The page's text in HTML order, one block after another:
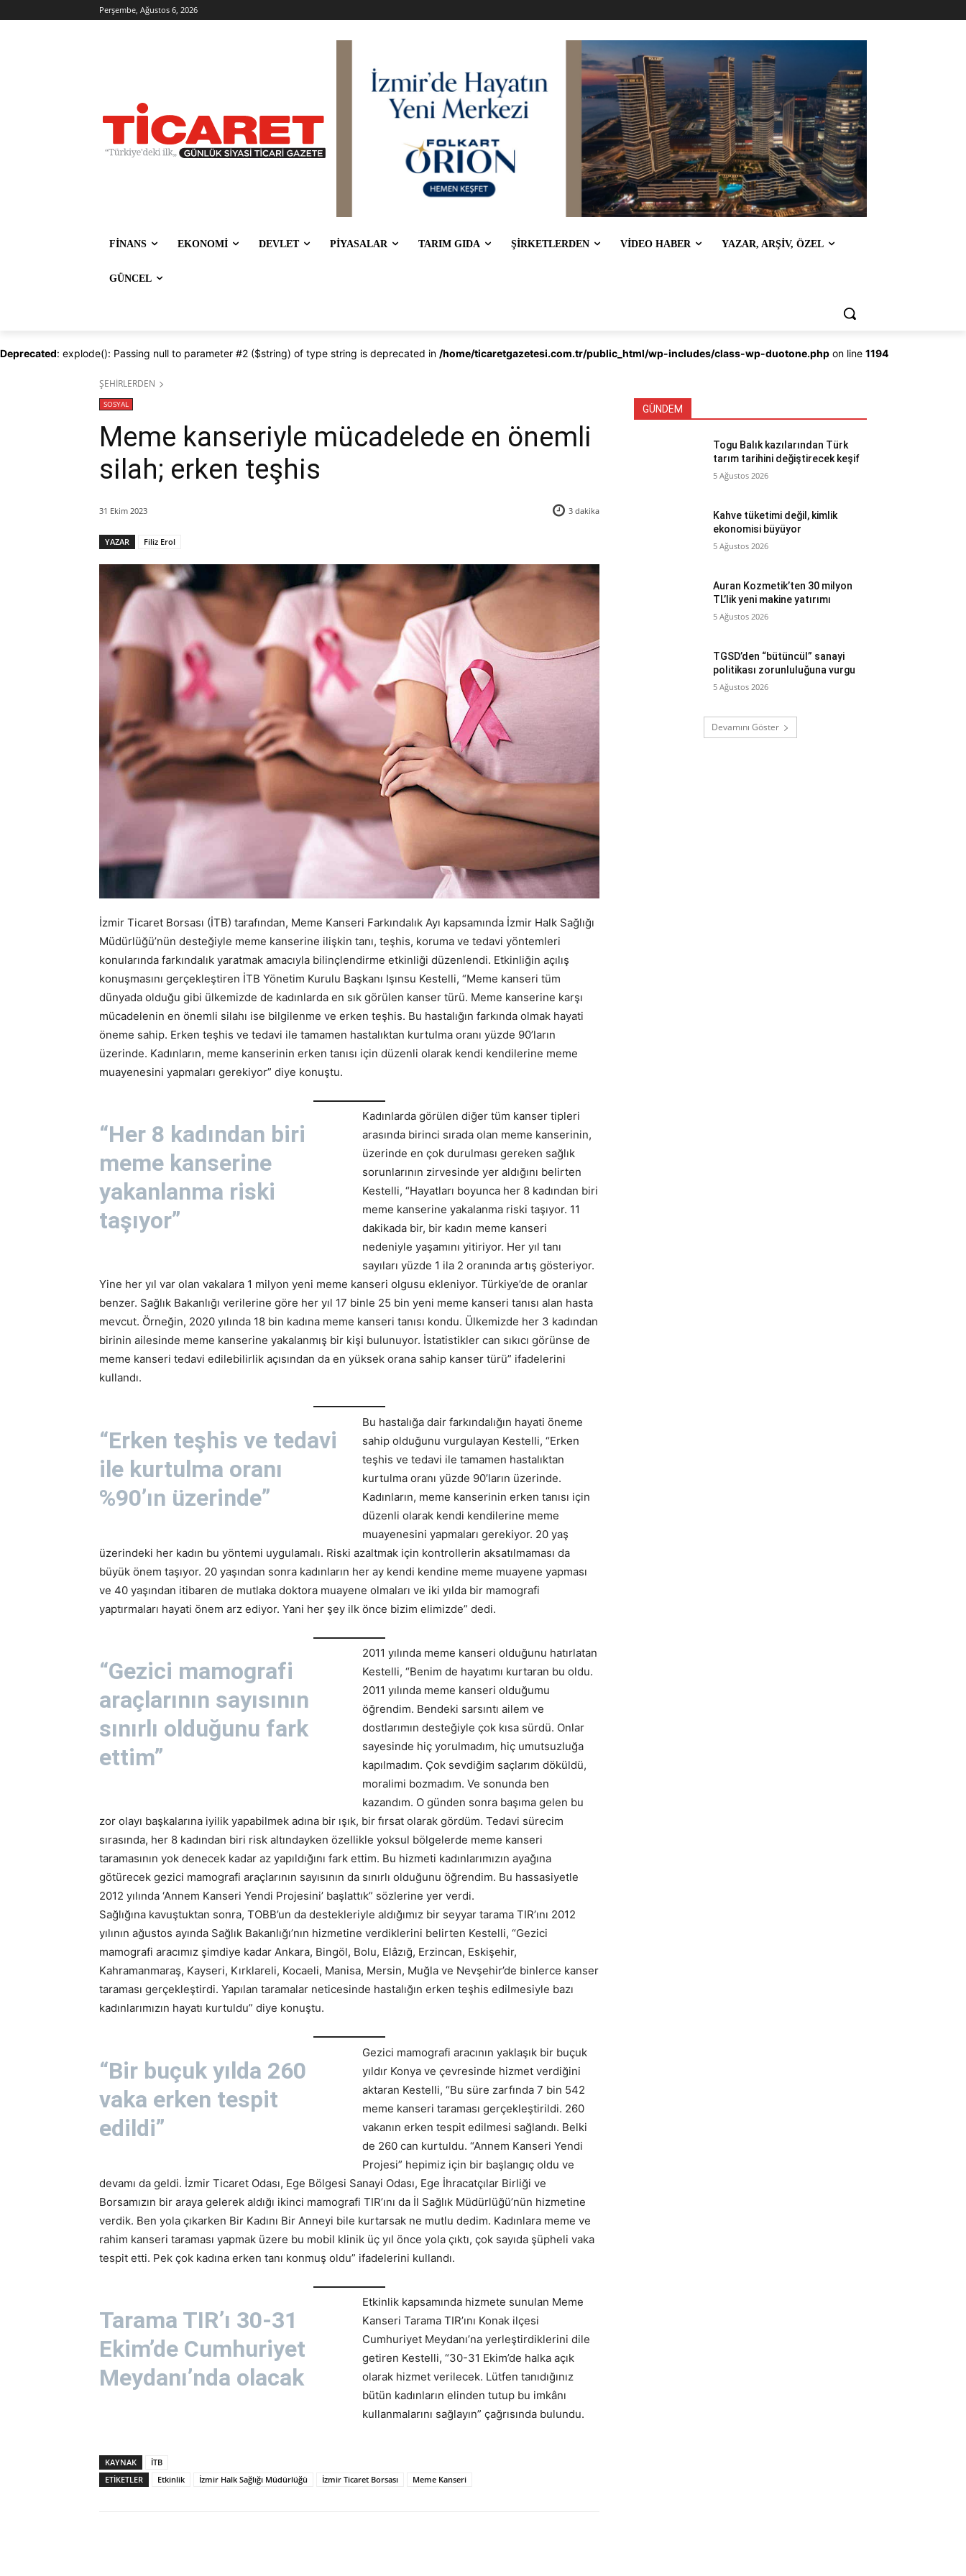
Perşembe, Ağustos 6, 2026
FİNANS EKONOMİ DEVLET PİYASALAR TARIM GIDA ŞİRKETLERDEN VİDEO HABER YAZAR, ARŞİV, ÖZEL
GÜNCEL
Deprecated: explode(): Passing null to parameter #2 ($string) of type string is deprecated in /home/ticaretgazetesi.com.tr/public_html/wp-includes/class-wp-duotone.php on line 1194
ŞEHİRLERDEN
SOSYAL
Meme kanseriyle mücadelede en önemli
silah; erken teşhis
31 Ekim 2023 3 dakika
YAZAR Filiz Erol
İzmir Ticaret Borsası (İTB) tarafından, Meme Kanseri Farkındalık Ayı kapsamında İzmir Halk Sağlığı
Müdürlüğü’nün desteğiyle meme kanserine ilişkin tanı, teşhis, koruma ve tedavi yöntemleri
konularında farkındalık yaratmak amacıyla bilinçlendirme etkinliği düzenlendi. Etkinliğin açılış
konuşmasını gerçekleştiren İTB Yönetim Kurulu Başkanı Işınsu Kestelli, “Meme kanseri tüm
dünyada olduğu gibi ülkemizde de kadınlarda en sık görülen kanser türü. Meme kanserine karşı
mücadelenin en önemli silahı ise bilgilenme ve erken teşhis. Bu hastalığın farkında olmak hayati
öneme sahip. Erken teşhis ve tedavi ile tamamen hastalıktan kurtulma oranı yüzde 90’ların
üzerinde. Kadınların, meme kanserinin erken tanısı için düzenli olarak kendi kendilerine meme
muayenesini yapmaları gerekiyor” diye konuştu.
“Her 8 kadından biri
meme kanserine
yakanlanma riski
taşıyor”
Kadınlarda görülen diğer tüm kanser tipleri
arasında birinci sırada olan meme kanserinin,
üzerinde en çok durulması gereken sağlık
sorunlarının zirvesinde yer aldığını belirten
Kestelli, “Hayatları boyunca her 8 kadından biri
meme kanserine yakalanma riski taşıyor. 11
dakikada bir, bir kadın meme kanseri
nedeniyle yaşamını yitiriyor. Her yıl tanı
sayıları yüzde 1 ila 2 oranında artış gösteriyor.
Yine her yıl var olan vakalara 1 milyon yeni meme kanseri olgusu ekleniyor. Türkiye’de de oranlar
benzer. Sağlık Bakanlığı verilerine göre her yıl 17 binle 25 bin yeni meme kanseri tanısı alan hasta
mevcut. Örneğin, 2020 yılında 18 bin kadına meme kanseri tanısı kondu. Ülkemizde her 3 kadından
birinin ailesinde meme kanserine yakalanmış bir kişi bulunuyor. İstatistikler can sıkıcı görünse de
meme kanseri tedavi edilebilirlik açısından da en yüksek orana sahip kanser türü” ifadelerini
kullandı.
“Erken teşhis ve tedavi
ile kurtulma oranı
%90’ın üzerinde”
Bu hastalığa dair farkındalığın hayati öneme
sahip olduğunu vurgulayan Kestelli, “Erken
teşhis ve tedavi ile tamamen hastalıktan
kurtulma oranı yüzde 90’ların üzerinde.
Kadınların, meme kanserinin erken tanısı için
düzenli olarak kendi kendilerine meme
muayenesini yapmaları gerekiyor. 20 yaş
üzerindeki her kadın bu yöntemi uygulamalı. Riski azaltmak için kontrollerin aksatılmaması da
büyük önem taşıyor. 20 yaşından sonra kadınların her ay kendi kendine meme muayene yapması
ve 40 yaşından itibaren de mutlaka doktora muayene olmaları ve iki yılda bir mamografi
yaptırmaları hayati önem arz ediyor. Yani her şey ilk önce bizim elimizde” dedi.
“Gezici mamografi
araçlarının sayısının
sınırlı olduğunu fark
ettim”
2011 yılında meme kanseri olduğunu hatırlatan
Kestelli, “Benim de hayatımı kurtaran bu oldu.
2011 yılında meme kanseri olduğumu
öğrendim. Bendeki sarsıntı ailem ve
dostlarımın desteğiyle çok kısa sürdü. Onlar
sayesinde hiç yorulmadım, hiç umutsuzluğa
kapılmadım. Çok sevdiğim saçlarım döküldü,
moralimi bozmadım. Ve sonunda ben
kazandım. O günden sonra başıma gelen bu
zor olayı başkalarına iyilik yapabilmek adına bir ışık, bir fırsat olarak gördüm. Tedavi sürecim
sırasında, her 8 kadından biri risk altındayken özellikle yoksul bölgelerde meme kanseri
taramasının yok denecek kadar az yapıldığını fark ettim. Bu hizmeti kadınlarımızın ayağına
götürecek gezici mamografi araçlarının sayısının da sınırlı olduğunu öğrendim. Bu hassasiyetle
2012 yılında ‘Annem Kanseri Yendi Projesini’ başlattık” sözlerine yer verdi.
Sağlığına kavuştuktan sonra, TOBB’un da destekleriyle aldığımız bir seyyar tarama TIR’ını 2012
yılının ağustos ayında Sağlık Bakanlığı’nın hizmetine verdiklerini belirten Kestelli, “Gezici
mamografi aracımız şimdiye kadar Ankara, Bingöl, Bolu, Elâzığ, Erzincan, Eskişehir,
Kahramanmaraş, Kayseri, Kırklareli, Kocaeli, Manisa, Mersin, Muğla ve Nevşehir’de binlerce kanser
taraması gerçekleştirdi. Yapılan taramalar neticesinde hastalığın erken teşhis edilmesiyle bazı
kadınlarımızın hayatı kurtuldu” diye konuştu.
“Bir buçuk yılda 260
vaka erken tespit
edildi”
Gezici mamografi aracının yaklaşık bir buçuk
yıldır Konya ve çevresinde hizmet verdiğini
aktaran Kestelli, “Bu süre zarfında 7 bin 542
meme kanseri taraması gerçekleştirildi. 260
vakanın erken tespit edilmesi sağlandı. Belki
de 260 can kurtuldu. “Annem Kanseri Yendi
Projesi” hepimiz için bir başlangıç oldu ve
devamı da geldi. İzmir Ticaret Odası, Ege Bölgesi Sanayi Odası, Ege İhracatçılar Birliği ve
Borsamızın bir araya gelerek aldığı ikinci mamografi TIR’ını da İl Sağlık Müdürlüğü’nün hizmetine
verdik. Ben yola çıkarken Bir Kadını Bir Anneyi bile kurtarsak ne mutlu dedim. Kadınlara meme ve
rahim kanseri taraması yapmak üzere bu mobil klinik üç yıl önce yola çıktı, çok sayıda şüpheli vaka
tespit etti. Pek çok kadına erken tanı konmuş oldu” ifadelerini kullandı.
Tarama TIR’ı 30-31
Ekim’de Cumhuriyet
Meydanı’nda olacak
Etkinlik kapsamında hizmete sunulan Meme
Kanseri Tarama TIR’ını Konak ilçesi
Cumhuriyet Meydanı’na yerleştirdiklerini dile
getiren Kestelli, “30-31 Ekim’de halka açık
olarak hizmet verilecek. Lütfen tanıdığınız
bütün kadınların elinden tutup bu imkânı
kullanmalarını sağlayın” çağrısında bulundu.
KAYNAK
İTB
ETİKETLER
Etkinlik İzmir Halk Sağlığı Müdürlüğü İzmir Ticaret Borsası Meme Kanseri
GÜNDEM
Togu Balık kazılarından Türk
tarım tarihini değiştirecek keşif
5 Ağustos 2026
Kahve tüketimi değil, kimlik
ekonomisi büyüyor
5 Ağustos 2026
Auran Kozmetik’ten 30 milyon
TL’lik yeni makine yatırımı
5 Ağustos 2026
TGSD’den “bütüncül” sanayi
politikası zorunluluğuna vurgu
5 Ağustos 2026
Devamını Göster